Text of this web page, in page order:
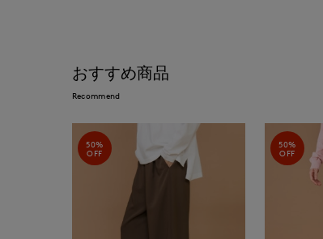
おすすめ商品
Recommend
50%
OFF
50%
OFF